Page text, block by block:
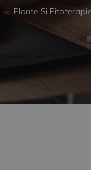
Plante Și